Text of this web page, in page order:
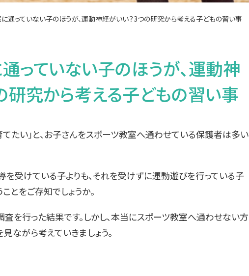
通っていない子のほうが、運動神経がいい？3つの研究から考える子どもの習い事
っていない子のほうが、運動神
研究から考える子どもの習い事
たい」と、お子さんをスポーツ教室へ通わせている保護者は多い
を受けている子よりも、それを受けずに運動遊びを行っている子
とをご存知でしょうか。
を行った結果です。しかし、本当にスポーツ教室へ通わせない方
ながら考えていきましょう。